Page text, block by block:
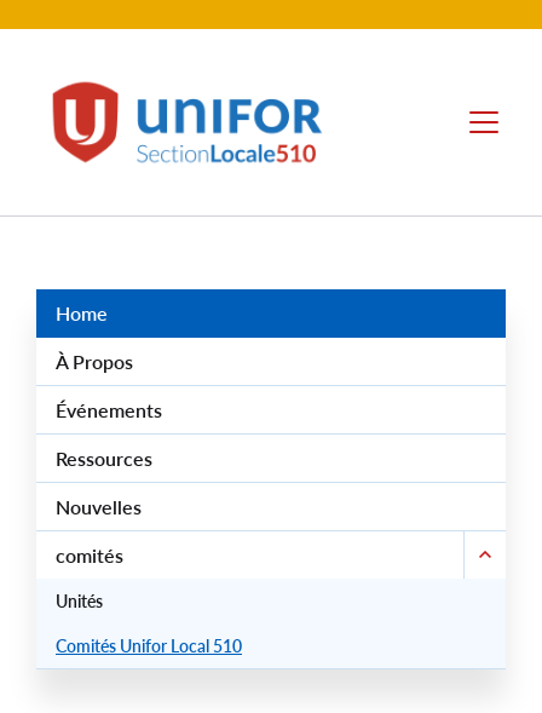
Unifor
Sites
Menu
Menus
Home
À Propos
Événements
Ressources
Nouvelles
comités
Unités
Comités Unifor Local 510